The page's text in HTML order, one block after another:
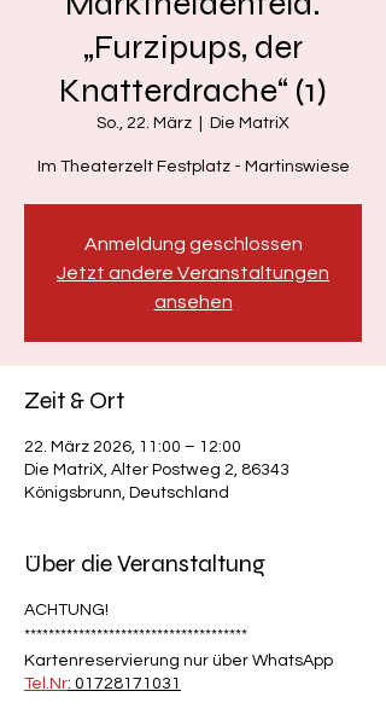
„Furzipups, der
Knatterdrache“ (1)
So., 22. März Die MatriX
Im Theaterzelt Festplatz - Martinswiese
Anmeldung geschlossen
Jetzt andere Veranstaltungen
ansehen
Zeit & Ort
22. März 2026, 11:00 – 12:00
Die MatriX, Alter Postweg 2, 86343
Königsbrunn, Deutschland
Über die Veranstaltung
ACHTUNG!
*************************************
Kartenreservierung nur über WhatsApp
Tel.Nr: 01728171031